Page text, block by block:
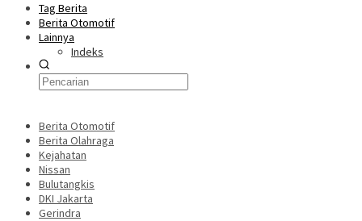
Tag Berita
Berita Otomotif
Lainnya
Indeks
Berita Otomotif
Berita Olahraga
Kejahatan
Nissan
Bulutangkis
DKI Jakarta
Gerindra